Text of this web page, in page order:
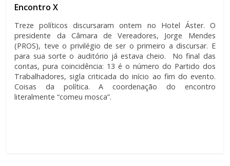
Encontro X
Treze políticos discursaram ontem no Hotel Áster. O
presidente da Câmara de Vereadores, Jorge Mendes
(PROS), teve o privilégio de ser o primeiro a discursar. E
para sua sorte o auditório já estava cheio. No final das
contas, pura coincidência: 13 é o número do Partido dos
Trabalhadores, sigla criticada do início ao fim do evento.
Coisas da política. A coordenação do encontro
literalmente “comeu mosca”.